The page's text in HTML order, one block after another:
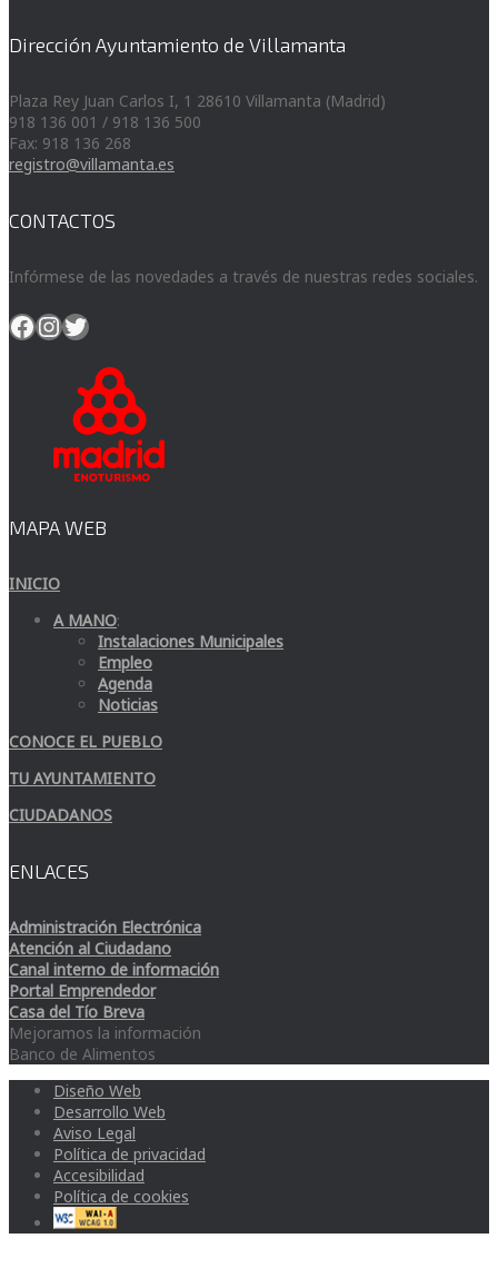
Dirección Ayuntamiento de Villamanta
Plaza Rey Juan Carlos I, 1 28610 Villamanta (Madrid)
918 136 001 / 918 136 500
Fax: 918 136 268
registro@villamanta.es
CONTACTOS
Infórmese de las novedades a través de nuestras redes sociales.
Facebook
Instagram
Twitter
MAPA WEB
INICIO
A MANO:
Instalaciones Municipales
Empleo
Agenda
Noticias
CONOCE EL PUEBLO
TU AYUNTAMIENTO
CIUDADANOS
ENLACES
Administración Electrónica
Atención al Ciudadano
Canal interno de información
Portal Emprendedor
Casa del Tío Breva
Mejoramos la información
Banco de Alimentos
Diseño Web
Desarrollo Web
Aviso Legal
Política de privacidad
Accesibilidad
Política de cookies